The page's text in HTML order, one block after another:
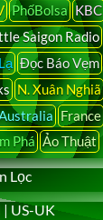
PhốBolsa KBC
Saigon Radio
Đọc Báo Vẹm
N. Xuân Nghiã
France
Phá Ảo Thuật
Lọc
| US-UK